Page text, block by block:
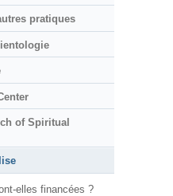
pratiques
of Spiritual
elles financées ?